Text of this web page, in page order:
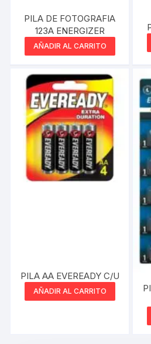
PILA DE FOTOGRAFIA
123A ENERGIZER
AÑADIR AL CARRITO
PILA AA EVEREADY C/U
AÑADIR AL CARRITO